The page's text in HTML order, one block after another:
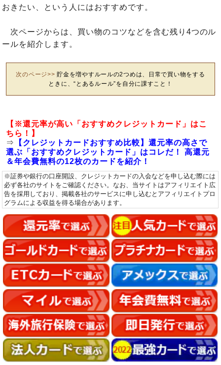
おきたい、という人にはおすすめです。
次ページからは、買い物のコツなどを含む残り4つのル
ールを紹介します。
次のページ>>貯金を増やすルールの2つめは、日常で買い物をする
ときに、“とあるルール”を自分に課すこと！
【※還元率が高い「おすすめクレジットカード」はこ
ちら！】
⇒
【クレジットカードおすすめ比較】還元率の高さで
選ぶ「おすすめクレジットカード」はコレだ！ 高還元
＆年会費無料の12枚のカードを紹介！
※証券や銀行の口座開設、クレジットカードの入会などを申し込む際には
必ず各社のサイトをご確認ください。なお、当サイトはアフィリエイト広
告を採用しており、掲載各社のサービスに申し込むとアフィリエイトプロ
グラムによる収益を得る場合があります。